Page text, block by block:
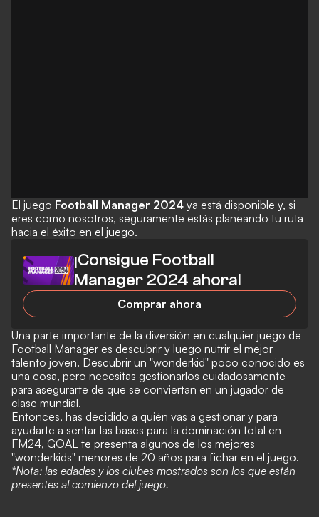
El juego Football Manager 2024 ya está disponible y, si
eres como nosotros, seguramente estás planeando tu ruta
hacia el éxito en el juego.
¡Consigue Football
Manager 2024 ahora!
Comprar ahora
Una parte importante de la diversión en cualquier juego de
Football Manager es descubrir y luego nutrir el mejor
talento joven. Descubrir un "wonderkid" poco conocido es
una cosa, pero necesitas gestionarlos cuidadosamente
para asegurarte de que se conviertan en un jugador de
clase mundial.
Entonces, has decidido a quién vas a gestionar y para
ayudarte a sentar las bases para la dominación total en
FM24, GOAL te presenta algunos de los mejores
"wonderkids" menores de 20 años para fichar en el juego.
*Nota: las edades y los clubes mostrados son los que están
presentes al comienzo del juego.